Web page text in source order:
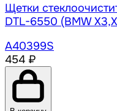
Щетки
DTL-6550 (BMW
A40399S
454 ₽